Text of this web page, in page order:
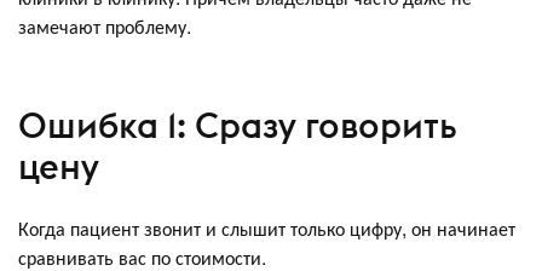
замечают проблему.
Ошибка 1: Сразу говорить
цену
Когда пациент звонит и слышит только цифру, он начинает
сравнивать вас по стоимости.